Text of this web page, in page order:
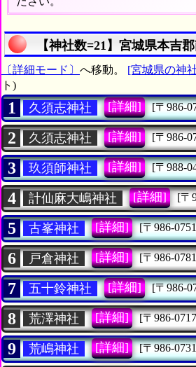
【神社数=21】宮城県本吉
〔詳細モード〕 へ移動。 [宮城県の神
ト)
1 久須志神社 [詳細] [〒986-
2 久須志神社 [詳細] [〒986-
3 玖須師神社 [詳細] [〒988-
4 計仙麻大嶋神社 [詳細] [〒
5 古峯神社 [詳細] [〒986-
6 戸倉神社 [詳細] [〒986-
7 五十鈴神社 [詳細] [〒986-
8 荒澤神社 [詳細] [〒986-
9 荒嶋神社 [詳細] [〒986-